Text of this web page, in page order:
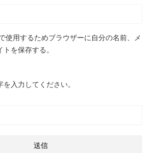
使用するためブラウザーに自分の名前、メ
を保存する。
を入力してください。